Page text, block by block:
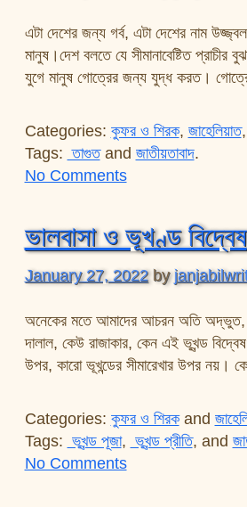
এটা দেশের জন্য গর্ব, এটা দেশের নাম
মানুষ।দেশ বলতে যে সীমানাবেষ্টিত
যুগে মানুষ গোত্রের জন্য যুদ্ধ করত।
Categories: কুফর ও শিরক, জাহেলিয়াত
Tags: তাগুতand জাতীয়তাবাদ.
No Commentson দেশপ্রেম ও
ভালবাসা ও ভূখণ্ড বিদ্বেষ
January 27, 2022 by
অনেকের মতে আমাদের আচরন অতি অদ্ভুত,
দালাল, কেউ রাজাকার, কেন এই ভূখন্ড
উপর, কারো ভূখন্ডের সীমারেখার উপর
Categories: কুফর ও শিরকand
Tags: ভূখন্ড পূজা, ভূখন্ড প্রীতি, and
No Commentson ভালবাসা ও ভূখণ্ড